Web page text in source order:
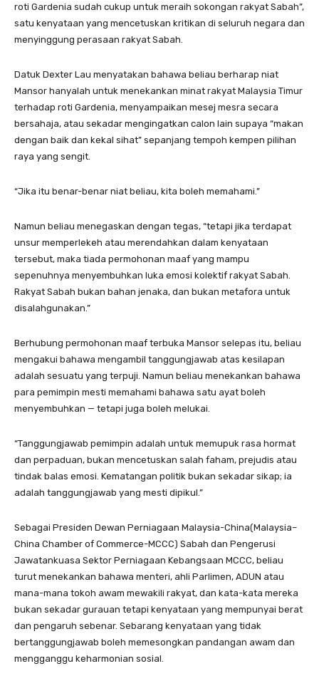
roti Gardenia sudah cukup untuk meraih sokongan rakyat Sabah”,
satu kenyataan yang mencetuskan kritikan di seluruh negara dan
menyinggung perasaan rakyat Sabah.
Datuk Dexter Lau menyatakan bahawa beliau berharap niat
Mansor hanyalah untuk menekankan minat rakyat Malaysia Timur
terhadap roti Gardenia, menyampaikan mesej mesra secara
bersahaja, atau sekadar mengingatkan calon lain supaya “makan
dengan baik dan kekal sihat” sepanjang tempoh kempen pilihan
raya yang sengit.
“Jika itu benar-benar niat beliau, kita boleh memahami.”
Namun beliau menegaskan dengan tegas, “tetapi jika terdapat
unsur memperlekeh atau merendahkan dalam kenyataan
tersebut, maka tiada permohonan maaf yang mampu
sepenuhnya menyembuhkan luka emosi kolektif rakyat Sabah.
Rakyat Sabah bukan bahan jenaka, dan bukan metafora untuk
disalahgunakan.”
Berhubung permohonan maaf terbuka Mansor selepas itu, beliau
mengakui bahawa mengambil tanggungjawab atas kesilapan
adalah sesuatu yang terpuji. Namun beliau menekankan bahawa
para pemimpin mesti memahami bahawa satu ayat boleh
menyembuhkan — tetapi juga boleh melukai.
“Tanggungjawab pemimpin adalah untuk memupuk rasa hormat
dan perpaduan, bukan mencetuskan salah faham, prejudis atau
tindak balas emosi. Kematangan politik bukan sekadar sikap; ia
adalah tanggungjawab yang mesti dipikul.”
Sebagai Presiden Dewan Perniagaan Malaysia-China(Malaysia–
China Chamber of Commerce-MCCC) Sabah dan Pengerusi
Jawatankuasa Sektor Perniagaan Kebangsaan MCCC, beliau
turut menekankan bahawa menteri, ahli Parlimen, ADUN atau
mana-mana tokoh awam mewakili rakyat, dan kata-kata mereka
bukan sekadar gurauan tetapi kenyataan yang mempunyai berat
dan pengaruh sebenar. Sebarang kenyataan yang tidak
bertanggungjawab boleh memesongkan pandangan awam dan
mengganggu keharmonian sosial.